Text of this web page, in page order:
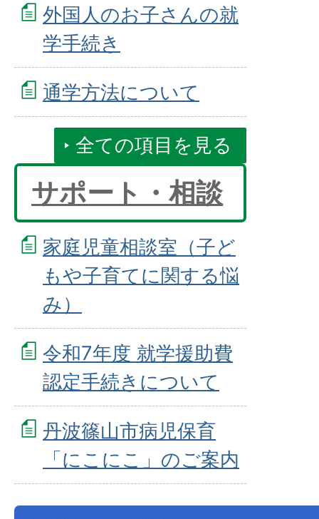
外国人のお子さんの就
学手続き
通学方法について
全ての項目を見る
サポート・相談
家庭児童相談室（子ど
もや子育てに関する悩
み）
令和7年度 就学援助費
認定手続きについて
丹波篠山市病児保育
「にこにこ」のご案内